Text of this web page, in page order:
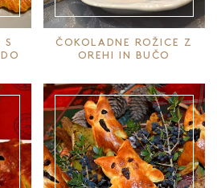
S
ČOKOLADNE ROŽICE Z
OREHI IN BUČO